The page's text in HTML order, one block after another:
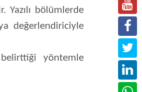
Yazılı bölümlerde
değerlendiriciyle
belirttiği yöntemle